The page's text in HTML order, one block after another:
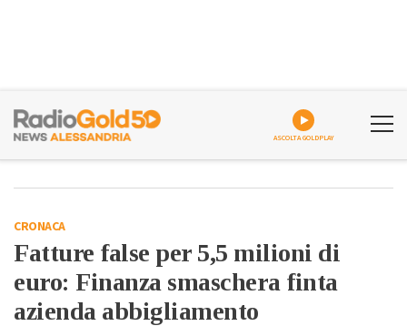
ASCOLTA GOLDPLAY
CRONACA
Fatture false per 5,5 milioni di
euro: Finanza smaschera finta
azienda abbigliamento